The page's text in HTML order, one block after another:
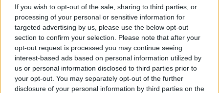
If you wish to opt-out of the sale, sharing to third parties, or
processing of your personal or sensitive information for
targeted advertising by us, please use the below opt-out
section to confirm your selection. Please note that after your
opt-out request is processed you may continue seeing
interest-based ads based on personal information utilized by
us or personal information disclosed to third parties prior to
your opt-out. You may separately opt-out of the further
disclosure of your personal information by third parties on the